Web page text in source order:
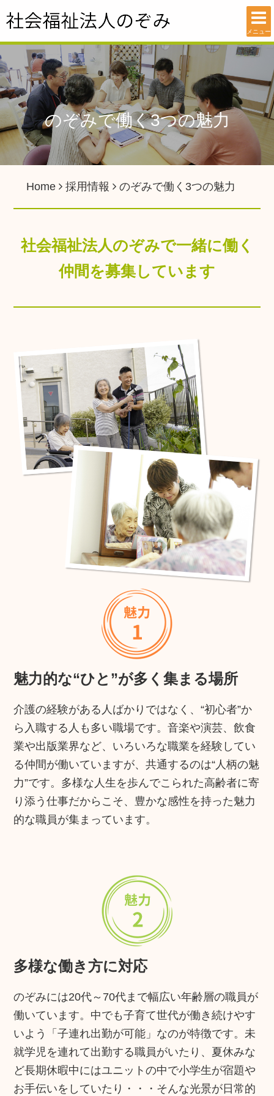
メニュー
のぞみで働く3つの魅力
Home 採用情報 のぞみで働く3つの魅力
社会福祉法人のぞみで一緒に働く
仲間を募集しています
魅力的な“ひと”が多く集まる場所
介護の経験がある人ばかりではなく、“初心者”か
ら入職する人も多い職場です。音楽や演芸、飲食
業や出版業界など、いろいろな職業を経験してい
る仲間が働いていますが、共通するのは“人柄の魅
力”です。多様な人生を歩んでこられた高齢者に寄
り添う仕事だからこそ、豊かな感性を持った魅力
的な職員が集まっています。
多様な働き方に対応
のぞみには20代～70代まで幅広い年齢層の職員が
働いています。中でも子育て世代が働き続けやす
いよう「子連れ出勤が可能」なのが特徴です。未
就学児を連れて出勤する職員がいたり、夏休みな
ど長期休暇中にはユニットの中で小学生が宿題や
お手伝いをしていたり・・・そんな光景が日常的